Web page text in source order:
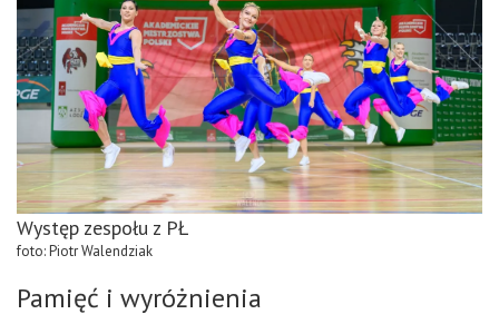
Występ zespołu z PŁ
foto: Piotr Walendziak
Pamięć i wyróżnienia